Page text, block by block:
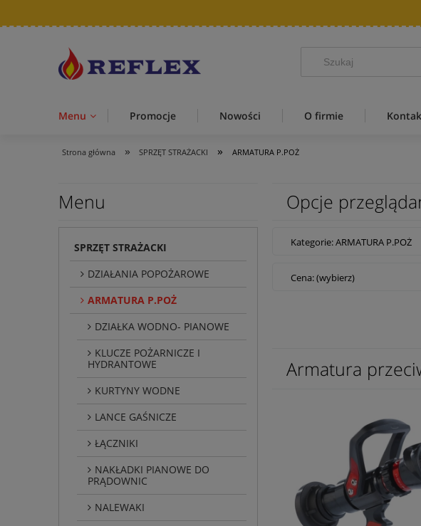
Menu Promocje Nowości O firmie
Strona główna » SPRZĘT STRAŻACKI » ARMATURA P.POŻ
Menu
SPRZĘT STRAŻACKI
DZIAŁANIA POPOŻAROWE
ARMATURA P.POŻ
DZIAŁKA WODNO- PIANOWE
KLUCZE POŻARNICZE I
HYDRANTOWE
KURTYNY WODNE
LANCE GAŚNICZE
ŁĄCZNIKI
NAKŁADKI PIANOWE DO
PRĄDOWNIC
NALEWAKI
Opcje
Kategorie: ARMATURA P.POŻ
Cena: (wybierz)
Armatura